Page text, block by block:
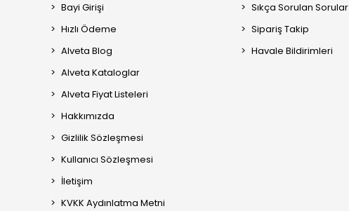
Bayi Girişi
Hızlı Ödeme
Alveta Blog
Alveta Kataloglar
Alveta Fiyat Listeleri
Hakkımızda
Gizlilik Sözleşmesi
Kullanıcı Sözleşmesi
İletişim
KVKK Aydınlatma Metni
Sıkça Sorulan Sorular
Sipariş Takip
Havale Bildirimleri